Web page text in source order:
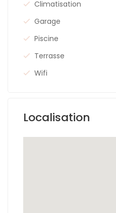
Climatisation
Garage
Piscine
Terrasse
Wifi
Localisation